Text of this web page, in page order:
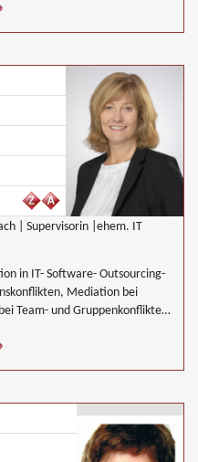
| Supervisorin |ehem. IT
in IT- Software- Outsourcing-
Mediation bei
Team- und Gruppenkonflikten,
Nachbarschaftsmediation,